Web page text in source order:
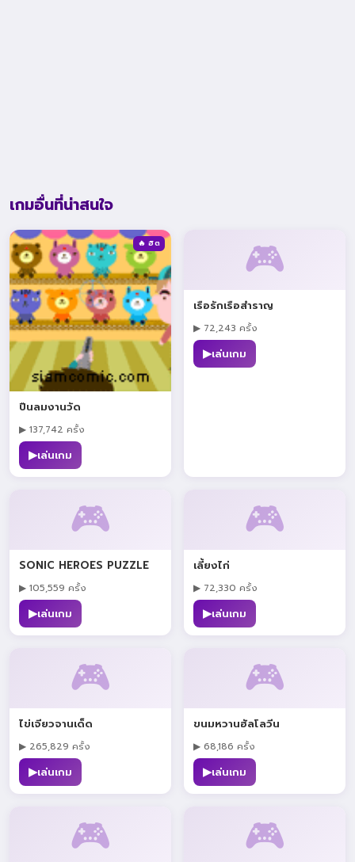
เกมอื่นที่น่าสนใจ
🔥 ฮิต
ปืนลมงานวัด
▶ 137,742 ครั้ง
▶เล่นเกม
🎮
เรือรักเรือสำราญ
▶ 72,243 ครั้ง
▶เล่นเกม
🎮
SONIC HEROES PUZZLE
▶ 105,559 ครั้ง
▶เล่นเกม
🎮
เลี้ยงไก่
▶ 72,330 ครั้ง
▶เล่นเกม
🎮
ไข่เจียวจานเด็ด
▶ 265,829 ครั้ง
▶เล่นเกม
🎮
ขนมหวานฮัลโลวีน
▶ 68,186 ครั้ง
▶เล่นเกม
🎮 🎮